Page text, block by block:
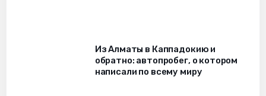
Из Алматы в Каппадокию и
обратно: автопробег, о котором
написали по всему миру